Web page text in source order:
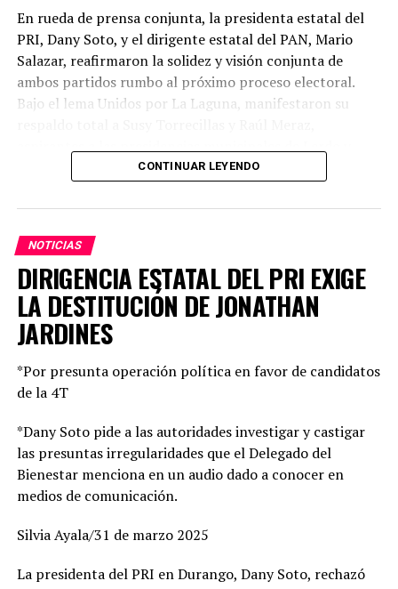
En rueda de prensa conjunta, la presidenta estatal del
PRI, Dany Soto, y el dirigente estatal del PAN, Mario
Salazar, reafirmaron la solidez y visión conjunta de
ambos partidos rumbo al próximo proceso electoral.
Bajo el lema Unidos por La Laguna, manifestaron su
Gómez Palacio, respectivamente, a quienes describieron
arraigo en sus comunidades.
Dany Soto aseguró que la alianza entre PRI y PAN no
responde a cuotas, sino a la búsqueda de los mejores
perfiles para enfrentar el reto electoral. “No hay un solo
municipio negociado ni entregado. Hemos construido un
equipo basado en el mérito, la cercanía con la
posición fue revisada con responsabilidad. Hoy estamos
seguros de que vamos con las y los mejores”, enfatizó,
convicción de ofrecer gobiernos confiables, integrados
por mujeres y hombres de trayectoria probada, leales y
comprometidos con su comunidad.
jurídico que permitió solventar las observaciones del
Instituto Electoral para garantizar la validez del
CONTINUAR LEYENDO
NOTICIAS
DIRIGENCIA ESTATAL DEL PRI EXIGE
LA DESTITUCIÓN DE JONATHAN
JARDINES
*Por presunta operación política en favor de candidatos
de la 4T
*Dany Soto pide a las autoridades investigar y castigar
las presuntas irregularidades que el Delegado del
Bienestar menciona en un audio dado a conocer en
medios de comunicación.
Silvia Ayala/31 de marzo 2025
La presidenta del PRI en Durango, Dany Soto, rechazó